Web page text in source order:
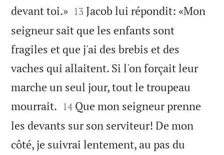
devant toi.»
13 Jacob lui répondit: «Mon
seigneur sait que les enfants sont
fragiles et que j'ai des brebis et des
vaches qui allaitent. Si l'on forçait leur
marche un seul jour, tout le troupeau
mourrait. 

14 Que mon seigneur prenne
les devants sur son serviteur! De mon
côté, je suivrai lentement, au pas du